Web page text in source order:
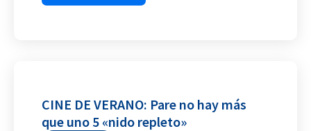
CINE DE VERANO: Pare no hay más
que uno 5 «nido repleto»